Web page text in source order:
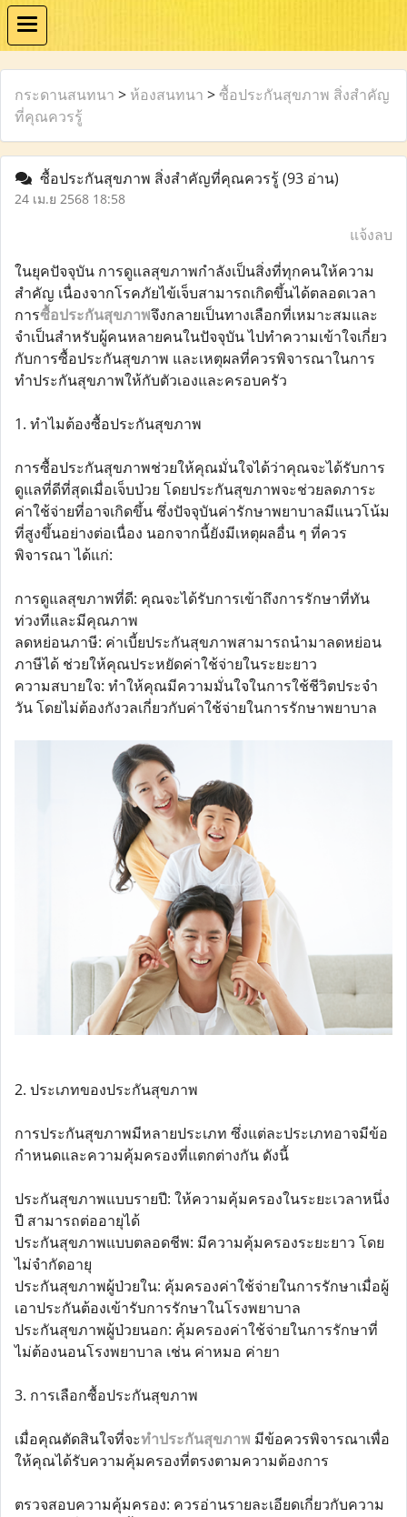
กระดานสนทนา > ห้องสนทนา >ซื้อประกันสุขภาพ สิ่งสำคัญ
ที่คุณควรรู้
ซื้อประกันสุขภาพ สิ่งสำคัญที่คุณควรรู้(93 อ่าน)
24 เม.ย 2568 18:58
แจ้งลบ
ในยุคปัจจุบัน การดูแลสุขภาพกำลังเป็นสิ่งที่ทุกคนให้ความ
สำคัญ เนื่องจากโรคภัยไข้เจ็บสามารถเกิดขึ้นได้ตลอดเวลา
การซื้อประกันสุขภาพจึงกลายเป็นทางเลือกที่เหมาะสมและ
จำเป็นสำหรับผู้คนหลายคนในปัจจุบัน ไปทำความเข้าใจเกี่ยว
กับการซื้อประกันสุขภาพ และเหตุผลที่ควรพิจารณาในการ
ทำประกันสุขภาพให้กับตัวเองและครอบครัว
1. ทำไมต้องซื้อประกันสุขภาพ
การซื้อประกันสุขภาพช่วยให้คุณมั่นใจได้ว่าคุณจะได้รับการ
ดูแลที่ดีที่สุดเมื่อเจ็บป่วย โดยประกันสุขภาพจะช่วยลดภาระ
ค่าใช้จ่ายที่อาจเกิดขึ้น ซึ่งปัจจุบันค่ารักษาพยาบาลมีแนวโน้ม
ที่สูงขึ้นอย่างต่อเนื่อง นอกจากนี้ยังมีเหตุผลอื่น ๆ ที่ควร
พิจารณา ได้แก่:
การดูแลสุขภาพที่ดี: คุณจะได้รับการเข้าถึงการรักษาที่ทัน
ท่วงทีและมีคุณภาพ
ลดหย่อนภาษี: ค่าเบี้ยประกันสุขภาพสามารถนำมาลดหย่อน
ภาษีได้ ช่วยให้คุณประหยัดค่าใช้จ่ายในระยะยาว
ความสบายใจ: ทำให้คุณมีความมั่นใจในการใช้ชีวิตประจำ
วัน โดยไม่ต้องกังวลเกี่ยวกับค่าใช้จ่ายในการรักษาพยาบาล
2. ประเภทของประกันสุขภาพ
การประกันสุขภาพมีหลายประเภท ซึ่งแต่ละประเภทอาจมีข้อ
กำหนดและความคุ้มครองที่แตกต่างกัน ดังนี้
ประกันสุขภาพแบบรายปี: ให้ความคุ้มครองในระยะเวลาหนึ่ง
ปี สามารถต่ออายุได้
ประกันสุขภาพแบบตลอดชีพ: มีความคุ้มครองระยะยาว โดย
ไม่จำกัดอายุ
ประกันสุขภาพผู้ป่วยใน: คุ้มครองค่าใช้จ่ายในการรักษาเมื่อผู้
เอาประกันต้องเข้ารับการรักษาในโรงพยาบาล
ประกันสุขภาพผู้ป่วยนอก: คุ้มครองค่าใช้จ่ายในการรักษาที่
ไม่ต้องนอนโรงพยาบาล เช่น ค่าหมอ ค่ายา
3. การเลือกซื้อประกันสุขภาพ
เมื่อคุณตัดสินใจที่จะทำประกันสุขภาพ มีข้อควรพิจารณาเพื่อ
ให้คุณได้รับความคุ้มครองที่ตรงตามความต้องการ
ตรวจสอบความคุ้มครอง: ควรอ่านรายละเอียดเกี่ยวกับความ